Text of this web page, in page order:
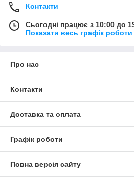
Контакти
Сьогодні працює з 10:00 до
Показати весь графік роботи
Про нас
Контакти
Доставка та оплата
Графік роботи
Повна версія сайту